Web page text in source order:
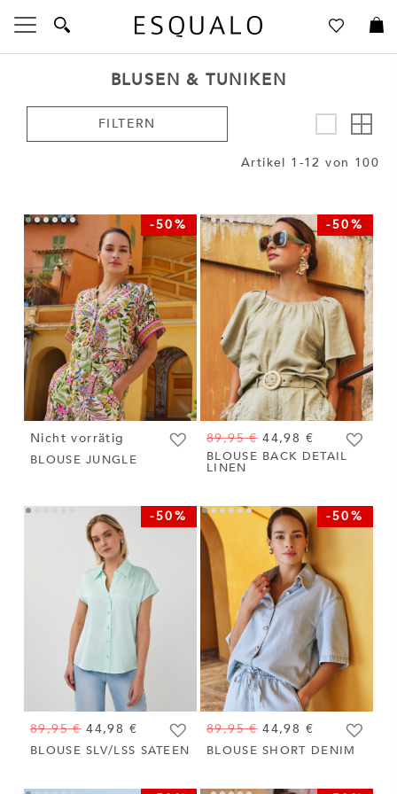
Navigation
Sprache
Sprachen
Anmelden Ein Konto erstellen
BLUSEN & TUNIKEN
Artikel 1 -12 von 100
FILTERN
-50%
Nicht vorrätig
Zur Wunschliste hinzufügen
BLOUSE JUNGLE
-50%
89,95 € 44,98 €
Zur
BLOUSE BACK DETAIL
LINEN
-50%
89,95 € 44,98 €
Zur Wunschliste hinzufügen
BLOUSE SLV/LSS SATEEN
-50%
89,95 € 44,98 €
Zur
BLOUSE SHORT DENIM